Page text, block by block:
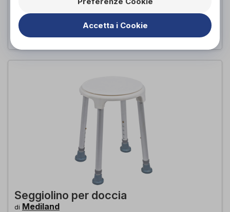
PROVA E ACQUISTA IN NEGOZIO DA
Seggiolino per doccia
di Mediland
Accetta i Cookie